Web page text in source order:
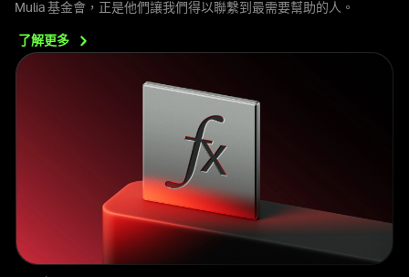
Mulia 基金會，正是他們讓我們得以聯繫到最需要幫助的人。
了解更多